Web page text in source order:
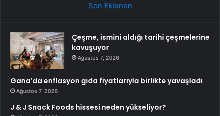
Son Eklenen
Çeşme, ismini aldığı tarihi çeşmelerine
kavuşuyor
Ağustos 7, 2026
Gana’da enflasyon gıda fiyatlarıyla birlikte yavaşladı
Ağustos 7, 2026
J & J Snack Foods hissesi neden yükseliyor?